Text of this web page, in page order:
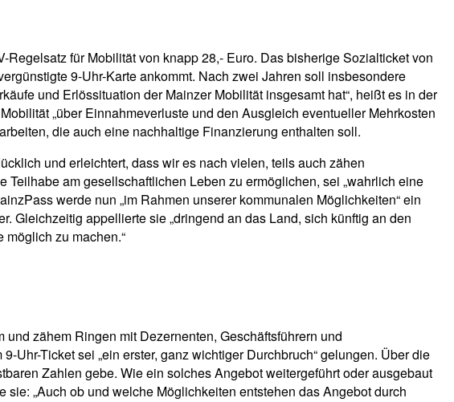
für Mobilität von knapp 28,- Euro. Das bisherige Sozialticket von
9-Uhr-Karte ankommt. Nach zwei Jahren soll insbesondere
und Erlössituation der Mainzer Mobilität insgesamt hat“, heißt es in der
„über Einnahmeverluste und den Ausgleich eventueller Mehrkosten
die auch eine nachhaltige Finanzierung enthalten soll.
und erleichtert, dass wir es nach vielen, teils auch zähen
am gesellschaftlichen Leben zu ermöglichen, sei „wahrlich eine
werde nun „im Rahmen unserer kommunalen Möglichkeiten“ ein
Gleichzeitig appellierte sie „dringend an das Land, sich künftig an den
zu machen.“
zähem Ringen mit Dezernenten, Geschäftsführern und
Uhr-Ticket sei „ein erster, ganz wichtiger Durchbruch“ gelungen. Über die
Zahlen gebe. Wie ein solches Angebot weitergeführt oder ausgebaut
„Auch ob und welche Möglichkeiten entstehen das Angebot durch